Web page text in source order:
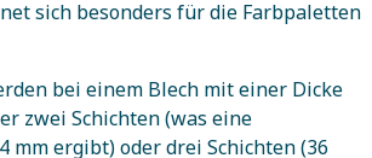
sich besonders für die Farbpaletten
bei einem Blech mit einer Dicke
zwei Schichten (was eine
mm ergibt) oder drei Schichten (36